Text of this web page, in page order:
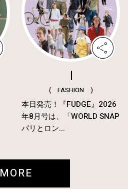
( FASHION )
本日発売！『FUDGE』2026
年8月号は、「WORLD SNAP
パリとロン...
MORE